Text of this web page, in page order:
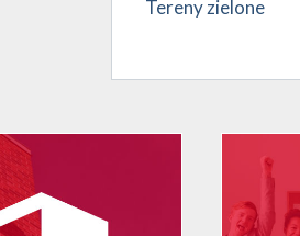
Tereny zielone